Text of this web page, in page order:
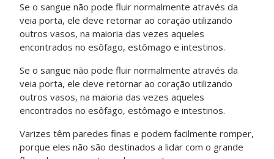
Se o sangue não pode fluir normalmente através da
veia porta, ele deve retornar ao coração utilizando
outros vasos, na maioria das vezes aqueles
encontrados no esôfago, estômago e intestinos.
Se o sangue não pode fluir normalmente através da
veia porta, ele deve retornar ao coração utilizando
outros vasos, na maioria das vezes aqueles
encontrados no esôfago, estômago e intestinos.
Varizes têm paredes finas e podem facilmente romper,
porque eles não são destinados a lidar com o grande